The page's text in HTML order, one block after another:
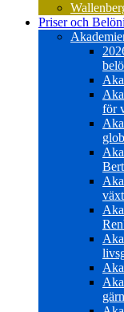
Priser och
för